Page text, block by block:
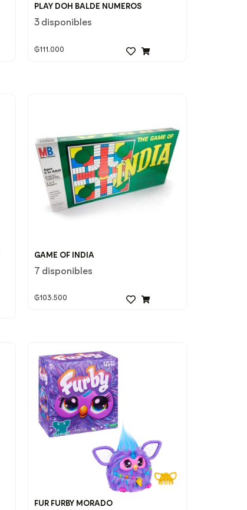
PLAY DOH BALDE NUMEROS
3 disponibles
₲111.000
GAME OF INDIA
7 disponibles
₲103.500
FUR FURBY MORADO